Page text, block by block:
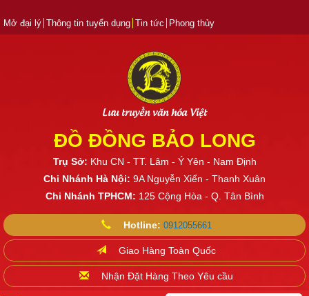
Mở đại lý Thông tin tuyển dụng Tin tức Phong thủy
Lưu truyền văn hóa Việt
ĐỒ ĐỒNG BẢO LONG
Trụ Sở: Khu CN - TT. Lâm - Ý Yên - Nam Định
Chi Nhánh Hà Nội: 9A Nguyễn Xiển - Thanh Xuân
Chi Nhánh TPHCM: 125 Cộng Hòa - Q. Tân Bình
Hotline: 0912055661
Giao Hàng Toàn Quốc
Nhận Đặt Hàng Theo Yêu cầu